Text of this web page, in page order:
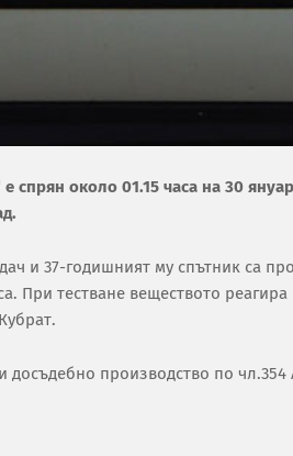
спрян около 01.15 часа на 30
и 37-годишният му спътник са
При тестване веществото
досъдебно производство по